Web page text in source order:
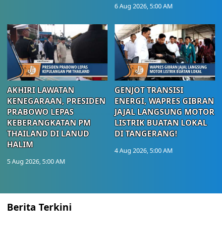
6 Aug 2026, 5:00 AM
AKHIRI LAWATAN
KENEGARAAN, PRESIDEN
PRABOWO LEPAS
KEBERANGKATAN PM
THAILAND DI LANUD
HALIM
5 Aug 2026, 5:00 AM
GENJOT TRANSISI
ENERGI, WAPRES GIBRAN
JAJAL LANGSUNG MOTOR
LISTRIK BUATAN LOKAL
DI TANGERANG!
4 Aug 2026, 5:00 AM
Berita Terkini